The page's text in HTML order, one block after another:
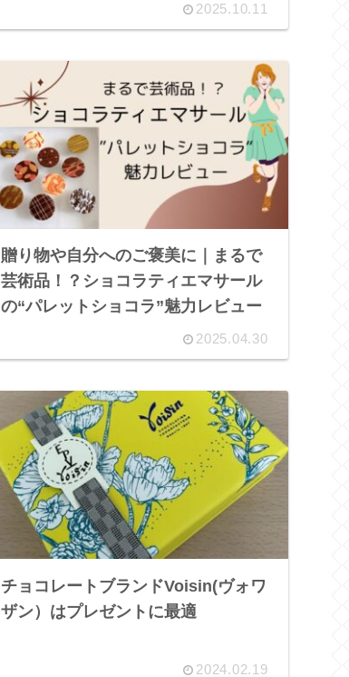
2025.10.11
贈り物や自分へのご褒美に｜まるで
芸術品！？ショコラティエマサール
の“パレットショコラ”魅力レビュー
2025.04.30
チョコレートブランドVoisin(ヴォワ
ザン）はプレゼントに最適
2024.02.19